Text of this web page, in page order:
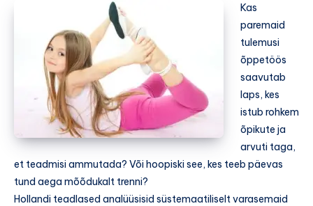
Kas
paremaid
tulemusi
õppetöös
saavutab
laps, kes
istub rohkem
õpikute ja
arvuti taga,
et teadmisi ammutada? Või hoopiski see, kes teeb päevas
tund aega mõõdukalt trenni?
Hollandi teadlased analüüsisid süstemaatiliselt varasemaid